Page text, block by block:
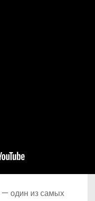
— один из самых